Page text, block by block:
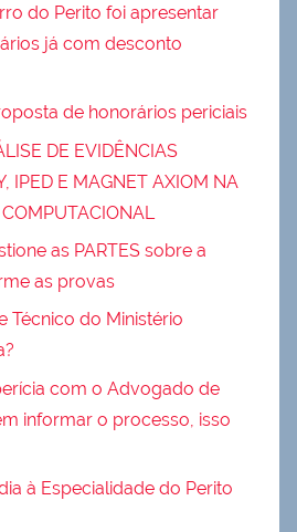
do Perito foi apresentar
já com desconto
de honorários periciais
DE EVIDÊNCIAS
IPED E MAGNET AXIOM NA
as PARTES sobre a
as provas
Técnico do Ministério
com o Advogado de
informar o processo, isso
à Especialidade do Perito